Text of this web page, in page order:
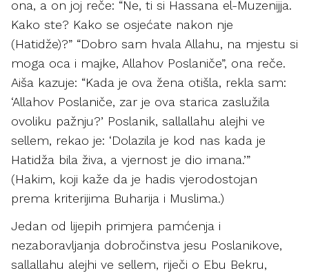
ona, a on joj reče: “Ne, ti si Hassana el-Muzenijja.
Kako ste? Kako se osjećate nakon nje
(Hatidže)?” “Dobro sam hvala Allahu, na mjestu si
moga oca i majke, Allahov Poslaniče”, ona reče.
Aiša kazuje: “Kada je ova žena otišla, rekla sam:
‘Allahov Poslaniče, zar je ova starica zaslužila
ovoliku pažnju?’ Poslanik, sallallahu alejhi ve
sellem, rekao je: ‘Dolazila je kod nas kada je
Hatidža bila živa, a vjernost je dio imana.’”
(Hakim, koji kaže da je hadis vjerodostojan
prema kriterijima Buharija i Muslima.)
Jedan od lijepih primjera pamćenja i
nezaboravljanja dobročinstva jesu Poslanikove,
sallallahu alejhi ve sellem, riječi o Ebu Bekru,